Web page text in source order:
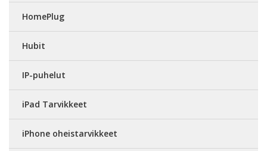
HomePlug
Hubit
IP-puhelut
iPad Tarvikkeet
iPhone oheistarvikkeet